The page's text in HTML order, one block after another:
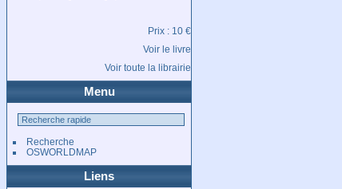
Prix : 10 €
Voir le livre
Voir toute la librairie
Menu
Recherche
OSWORLDMAP
Liens